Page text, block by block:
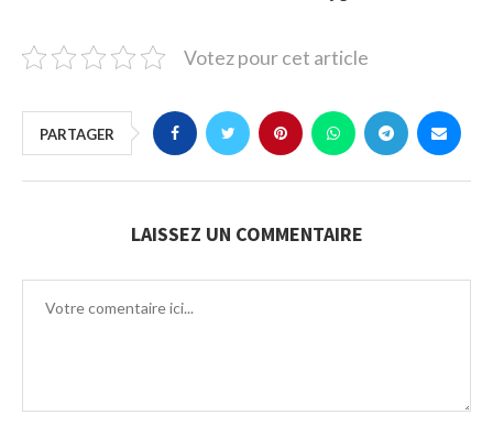
Votez pour cet article
PARTAGER
LAISSEZ UN COMMENTAIRE